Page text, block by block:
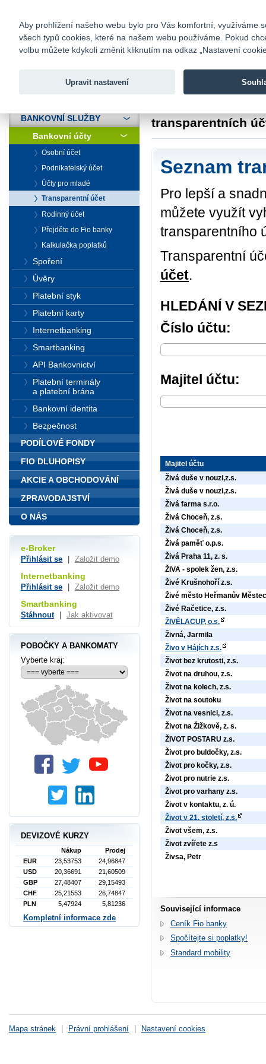
Fio banka
Fio banka
transparentních
Seznam
Pro lepší a
můžete využít
transparentního
Transparentní
účet.
HLEDÁNÍ V
Číslo účtu:
Majitel účtu:
Majitel účtu
Živá duše v nouzi,z.s.
Živá duše v nouzi,z.s.
Živá farma s.r.o.
Živá Choceň, z.s.
Živá Choceň, z.s.
Živá paměť o.p.s.
Živá Praha 11, z. s.
ŽIVA - spolek žen, z.s.
Živé Krušnohoří z.s.
Živé město Heřmanův
Živé Račetice, z.s.
ŽIVĚLACUP, o.s.
Živná, Jarmila
Živo v Hájích z.s.
Život bez krutosti, z.s.
Život na druhou, z.s.
Život na kolech, z.s.
Život na soutoku
Život na vesnici, z.s.
Život na Žižkově, z. s.
ŽIVOT POSTARU z.s.
Život pro buldočky, z.s.
Život pro kočky, z.s.
Život pro nutrie z.s.
Život pro varhany z.s.
Život v kontaktu, z. ú.
Život v 21. století, z.s.
Život všem, z.s.
Život zvířete z.s
Živsa, Petr
Související informace
Ceník Fio banky
Spočítejte si poplatky!
Standard mobility
BANKOVNÍ SLUŽBY
Bankovní účty
Osobní účet
Podnikatelský účet
Účty pro mladé
Transparentní účet
Rodinný účet
Přejděte do Fio banky
Kalkulačka poplatků
Spoření
Úvěry
Platební styk
Platební karty
Internetbanking
Smartbanking
API Bankovnictví
Platební terminály
a platební brána
Bankovní identita
Bezpečnost
PODÍLOVÉ FONDY
FIO DLUHOPISY
AKCIE A OBCHODOVÁNÍ
ZPRAVODAJSTVÍ
O NÁS
e-Broker
Přihlásit se Založit demo
Internetbanking
Přihlásit se Založit demo
Smartbanking
Stáhnout Jak aktivovat
POBOČKY A BANKOMATY
Vyberte kraj:
DEVIZOVÉ KURZY
Nákup
Prodej
EUR
23,53753
24,96847
USD
20,36691
21,60509
GBP
27,48407
29,15493
CHF
25,21553
26,74847
PLN
5,47924 5,81236
Kompletní informace zde
Mapa stránek Právní prohlášení Nastavení cookies
Aby prohlížení našeho webu bylo pro Vás komfortní, využíváme
všech typů cookies, které na našem webu používáme. Pokud
volbu můžete kdykoli změnit kliknutím na odkaz „Nastavení
Upravit nastavení